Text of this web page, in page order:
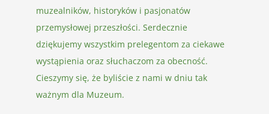
muzealników, historyków i pasjonatów
przemysłowej przeszłości. Serdecznie
dziękujemy wszystkim prelegentom za ciekawe
wystąpienia oraz słuchaczom za obecność.
Cieszymy się, że byliście z nami w dniu tak
ważnym dla Muzeum.